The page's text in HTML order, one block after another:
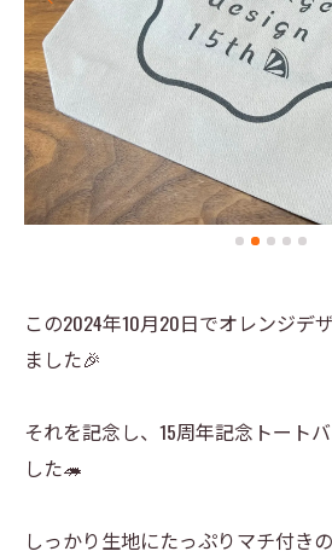
この2024年10月20日でオレンジデ
ました🎉
それを記念し、15周年記念トート
した🦔
しっかり生地にたっぷりマチ付き